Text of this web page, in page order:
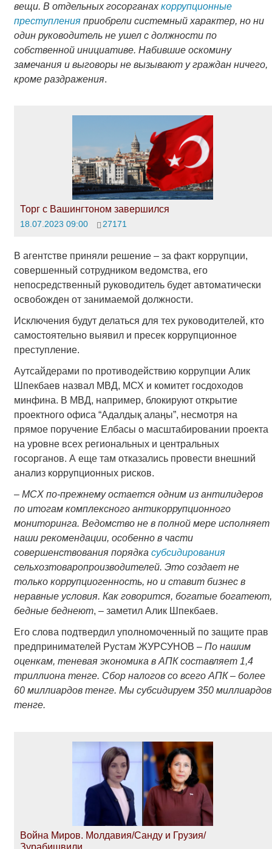
вещи. В отдельных госорганахкоррупционные
преступленияприобрели системный характер, но ни
один руководитель не ушел с должности по
собственной инициативе. Набившие оскомину
замечания и выговоры не вызывают у граждан ничего,
кроме раздражения.
Торг с Вашингтоном завершился
18.07.2023 09:00 27171
В агентстве приняли решение – за факт коррупции,
совершенный сотрудником ведомства, его
непосредственный руководитель будет автоматически
освобожден от занимаемой должности.
Исключения будут делаться для тех руководителей, кто
самостоятельно выявил и пресек коррупционное
преступление.
Аутсайдерами по противодействию коррупции Алик
Шпекбаев назвал МВД, МСХ и комитет госдоходов
минфина. В МВД, например, блокируют открытие
проектного офиса “Адалдық алаңы”, несмотря на
прямое поручение Елбасы о масштабировании проекта
на уровне всех региональных и центральных
госорганов. А еще там отказались провести внешний
анализ коррупционных рисков.
– МСХ по-прежнему остается одним из антилидеров
по итогам комплексного антикоррупционного
мониторинга. Ведомство не в полной мере исполняет
наши рекомендации, особенно в части
совершенствования порядка субсидирования
сельхозтоваропроизводителей. Это создает не
только коррупциогенность, но и ставит бизнес в
неравные условия. Как говорится, богатые богатеют,
бедные беднеют, – заметил Алик Шпекбаев.
Его слова подтвердил уполномоченный по защите прав
предпринимателей Рустам ЖУРСУНОВ – По нашим
оценкам, теневая экономика в АПК составляет 1,4
триллиона тенге. Сбор налогов со всего АПК – более
60 миллиардов тенге. Мы субсидируем 350 миллиардов
тенге.
Война Миров. Молдавия/Санду и Грузия/
Зурабишвили